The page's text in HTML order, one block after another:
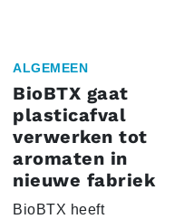
ALGEMEEN
BioBTX gaat
plasticafval
verwerken tot
aromaten in
nieuwe fabriek
BioBTX heeft